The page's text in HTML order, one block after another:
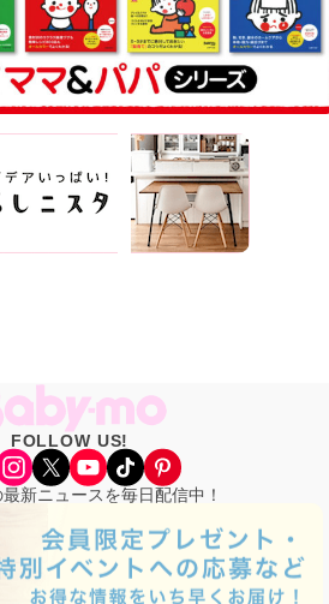
FOLLOW US!
Instagram X YouTube TikTok Pinterest
新ニュースを毎日配信中！